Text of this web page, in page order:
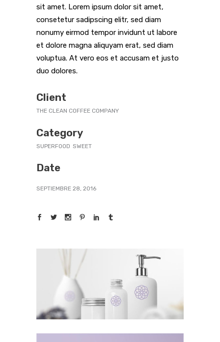
sit amet. Lorem ipsum dolor sit amet,
consetetur sadipscing elitr, sed diam
nonumy eirmod tempor invidunt ut labore
et dolore magna aliquyam erat, sed diam
voluptua. At vero eos et accusam et justo
duo dolores.
Client
THE CLEAN COFFEE COMPANY
Category
SUPERFOOD SWEET
Date
SEPTIEMBRE 28, 2016